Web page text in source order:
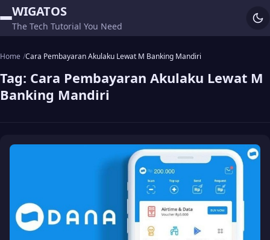
WIGATOS
The Tech Tutorial You Need
Home Cara Pembayaran Akulaku Lewat M Banking Mandiri
Tag: Cara Pembayaran Akulaku Lewat M
Banking Mandiri